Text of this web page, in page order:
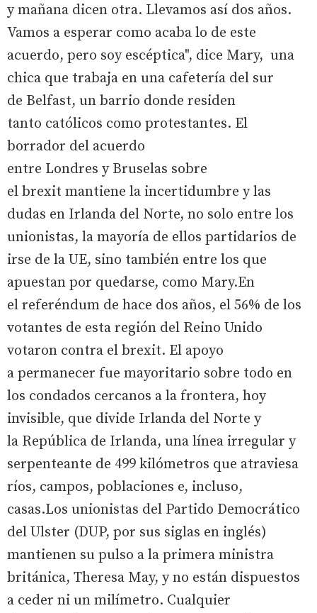
y mañana dicen otra. Llevamos así dos años.
Vamos a esperar como acaba lo de este
acuerdo, pero soy escéptica", dice Mary, una
chica que trabaja en una cafetería del sur
de Belfast, un barrio donde residen
tanto católicos como protestantes. El
borrador del acuerdo
entre Londres y Bruselas sobre
el brexit mantiene la incertidumbre y las
dudas en Irlanda del Norte, no solo entre los
unionistas, la mayoría de ellos partidarios de
irse de la UE, sino también entre los que
apuestan por quedarse, como Mary.En
el referéndum de hace dos años, el 56% de los
votantes de esta región del Reino Unido
votaron contra el brexit. El apoyo
a permanecer fue mayoritario sobre todo en
los condados cercanos a la frontera, hoy
invisible, que divide Irlanda del Norte y
la República de Irlanda, una línea irregular y
serpenteante de 499 kilómetros que atraviesa
ríos, campos, poblaciones e, incluso,
casas.Los unionistas del Partido Democrático
del Ulster (DUP, por sus siglas en inglés)
mantienen su pulso a la primera ministra
británica, Theresa May, y no están dispuestos
a ceder ni un milímetro. Cualquier